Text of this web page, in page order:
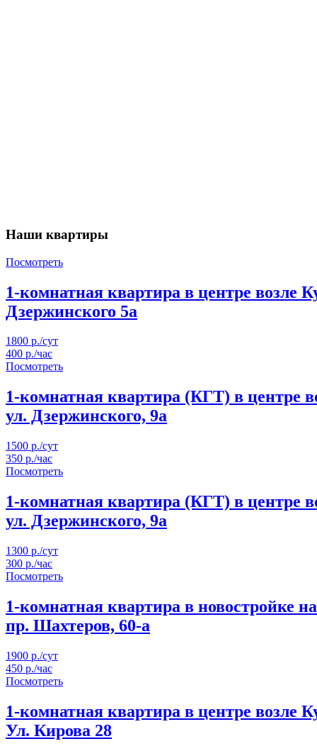
Наши квартиры
Посмотреть
1-комнатная квартира в центре возле
Дзержинского 5а
1800 р./сут
400 р./час
Посмотреть
1-комнатная квартира (КГТ) в центре
ул. Дзержинского, 9а
1500 р./сут
350 р./час
Посмотреть
1-комнатная квартира (КГТ) в центре
ул. Дзержинского, 9а
1300 р./сут
300 р./час
Посмотреть
1-комнатная квартира в новостройке
пр. Шахтеров, 60-а
1900 р./сут
450 р./час
Посмотреть
1-комнатная квартира в центре возле
Ул. Кирова 28